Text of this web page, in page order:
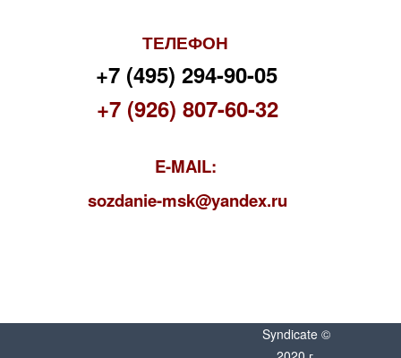
ТЕЛЕФОН
+7 (495) 294-90-05
+7 (926) 807-60-32
E-MAIL:
sozdanie-msk@yandex.ru
Syndicate ©